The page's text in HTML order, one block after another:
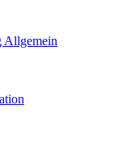
Allgemein